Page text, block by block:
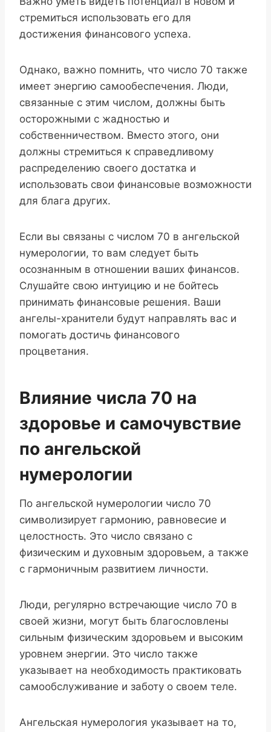
стремиться использовать его для
достижения финансового успеха.
Однако, важно помнить, что число 70 также
имеет энергию самообеспечения. Люди,
связанные с этим числом, должны быть
осторожными с жадностью и
собственничеством. Вместо этого, они
должны стремиться к справедливому
распределению своего достатка и
использовать свои финансовые возможности
для блага других.
Если вы связаны с числом 70 в ангельской
нумерологии, то вам следует быть
осознанным в отношении ваших финансов.
Слушайте свою интуицию и не бойтесь
принимать финансовые решения. Ваши
ангелы-хранители будут направлять вас и
помогать достичь финансового
процветания.
Влияние числа 70 на
здоровье и самочувствие
по ангельской
нумерологии
По ангельской нумерологии число 70
символизирует гармонию, равновесие и
целостность. Это число связано с
физическим и духовным здоровьем, а также
с гармоничным развитием личности.
Люди, регулярно встречающие число 70 в
своей жизни, могут быть благословлены
сильным физическим здоровьем и высоким
уровнем энергии. Это число также
указывает на необходимость практиковать
самообслуживание и заботу о своем теле.
Ангельская нумерология указывает на то,